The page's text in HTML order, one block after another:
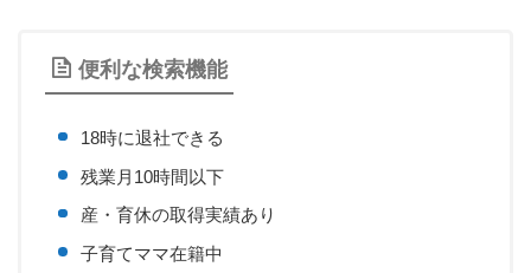
便利な検索機能
18時に退社できる
残業月10時間以下
産・育休の取得実績あり
子育てママ在籍中